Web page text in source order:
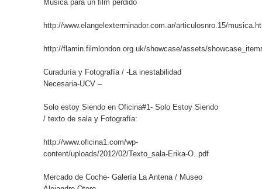
Música para un film perdido
http://www.elangelexterminador.com.ar/articulosnro.15/
http://flamin.filmlondon.org.uk/showcase/assets/
Curaduría y Fotografía / -La inestabilidad
Necesaria-UCV –
Solo estoy Siendo en Oficina#1- Solo Estoy Siendo
/ texto de sala y Fotografía:
http://www.oficina1.com/wp-
content/uploads/2012/02/Texto_sala-Erika-O..pdf
Mercado de Coche- Galería La Antena / Museo